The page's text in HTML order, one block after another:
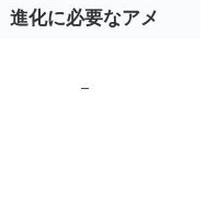
進化に必要なアメ
–